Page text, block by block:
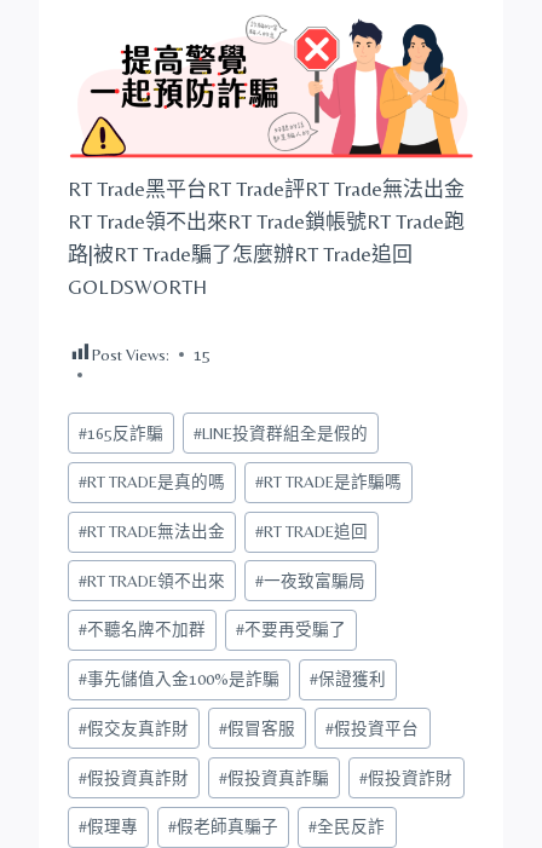
RT Trade黑平台RT Trade評RT Trade無法出金
RT Trade領不出來RT Trade鎖帳號RT Trade跑
路|被RT Trade騙了怎麼辦RT Trade追回
GOLDSWORTH
Post Views: 15
Post
Tags:
#165反詐騙 #LINE投資群組全是假的
#RT TRADE是真的嗎 #RT TRADE是詐騙嗎
#RT TRADE無法出金 #RT TRADE追回
#RT TRADE領不出來 #一夜致富騙局
#不聽名牌不加群 #不要再受騙了
#事先儲值入金100%是詐騙 #保證獲利
#假交友真詐財 #假冒客服 #假投資平台
#假投資真詐財 #假投資真詐騙 #假投資詐財
#假理專 #假老師真騙子 #全民反詐